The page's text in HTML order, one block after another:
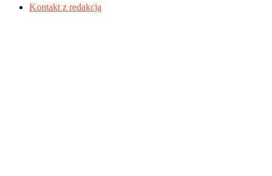
Kontakt z redakcją